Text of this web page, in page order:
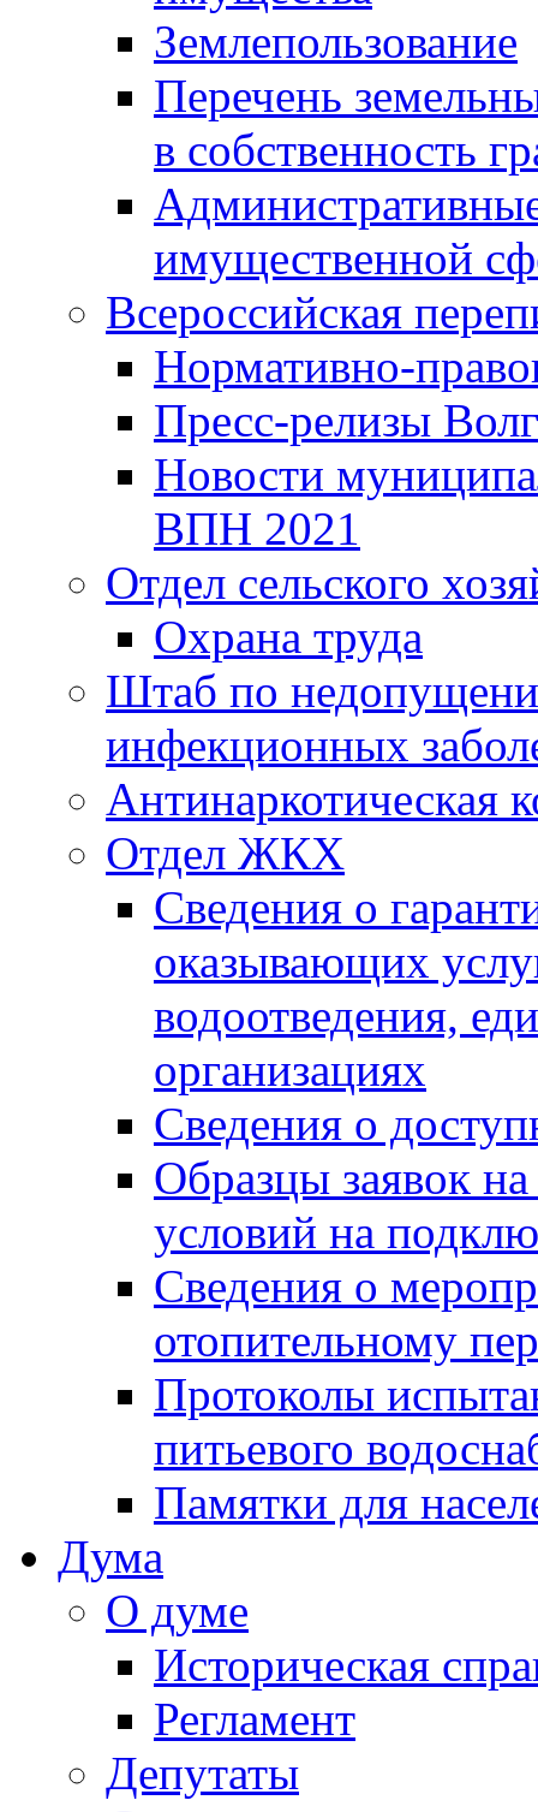
Землепользование
Перечень
в собственность
имущественной
Всероссийская
Нормативно-
Пресс-релизы
Новости
ВПН 2021
Отдел сельского
Охрана труда
Штаб по
инфекционных
Антинаркотическая
Отдел ЖКХ
Сведения о
оказывающих
водоотведения,
организациях
Сведения о
Образцы заявок
условий на
Сведения о
отопительному
Протоколы
питьевого
Памятки для
Дума
О думе
Историческая
Регламент
Депутаты